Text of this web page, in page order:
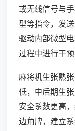
或无线信号与
型等指令，发
驱动内部微型
过程中进行干预
麻将机生张熟
低，中后期生
安全系数更高
边角牌，建立